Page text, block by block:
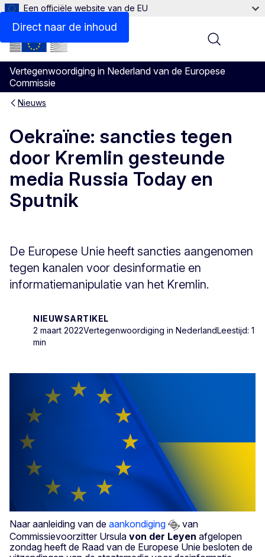
Direct naar de inhoud
Een officiële website van de EU
Vertegenwoordiging in Nederland van de Europese
Commissie
Menu
Nieuws
Oekraïne: sancties tegen
door Kremlin gesteunde
media Russia Today en
Sputnik
De Europese Unie heeft sancties aangenomen
tegen kanalen voor desinformatie en
informatiemanipulatie van het Kremlin.
NIEUWSARTIKEL
2 maart 2022Vertegenwoordiging in NederlandLeestijd: 1
min
Naar aanleiding van de aankondiging
van
Commissievoorzitter Ursula von der Leyen afgelopen
zondag heeft de Raad van de Europese Unie besloten de